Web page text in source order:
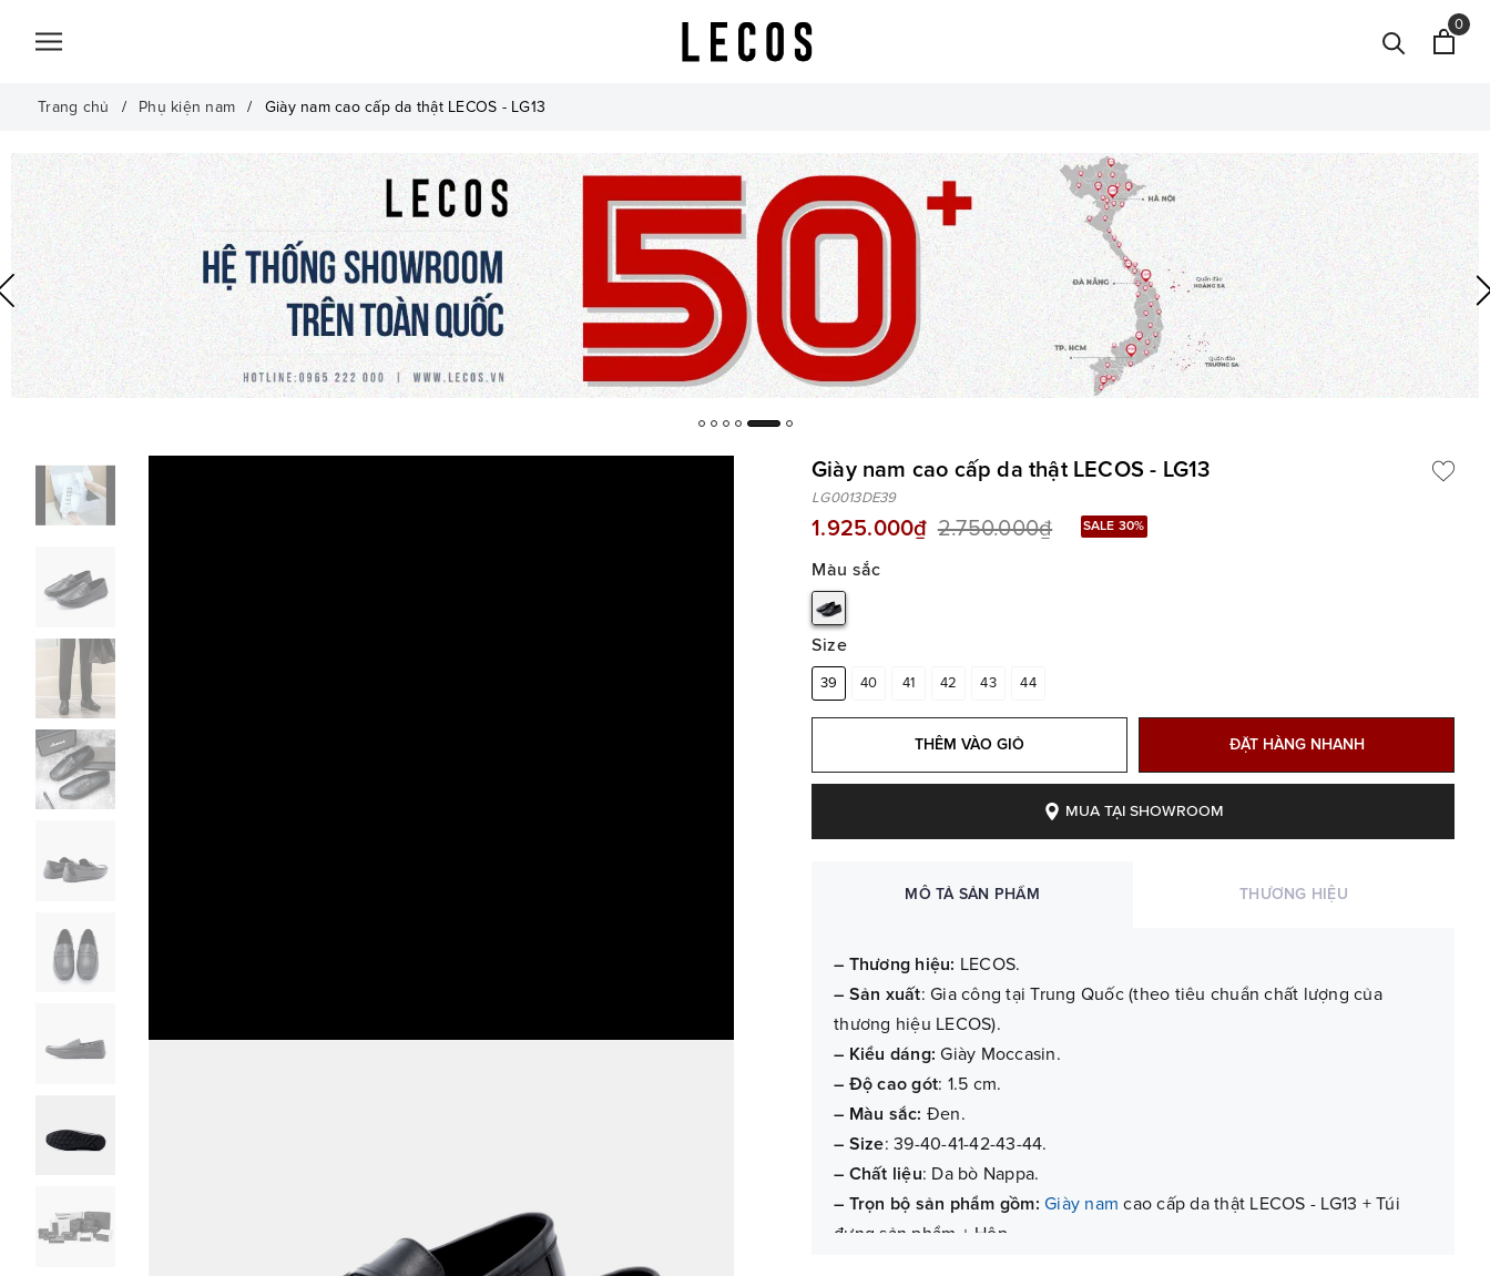
0
Trang chủ Phụ kiện nam Giày nam cao cấp da thật LECOS - LG13
Giày nam cao cấp da thật LECOS - LG13
LG0013DE39
1.925.000₫ 2.750.000₫ SALE 30%
Màu sắc
Size
39 40 41 42 43 44
THÊM VÀO GIỎ ĐẶT HÀNG NHANH
MUA TẠI SHOWROOM
MÔ TẢ SẢN PHẨM THƯƠNG HIỆU
– Thương hiệu: LECOS.
– Sản xuất: Gia công tại Trung Quốc (theo tiêu chuẩn chất lượng của
thương hiệu LECOS).
– Kiểu dáng: Giày Moccasin.
– Độ cao gót: 1.5 cm.
– Màu sắc: Đen.
– Size: 39-40-41-42-43-44.
– Chất liệu: Da bò Nappa.
– Trọn bộ sản phẩm gồm: Giày nam cao cấp da thật LECOS - LG13 + Túi
đựng sản phẩm + Hộp.